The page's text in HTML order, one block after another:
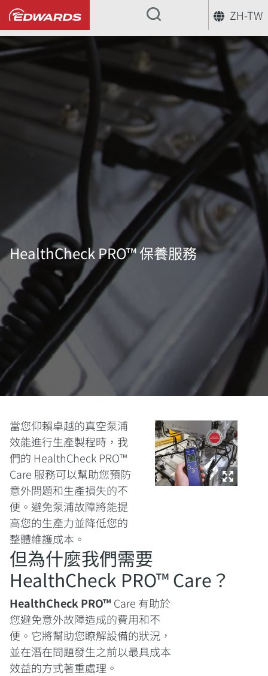
ZH-TW
...
HealthCheck PRO™ 保養服務
當您仰賴卓越的真空泵浦
效能進行生產製程時，我
們的 HealthCheck PRO™
Care 服務可以幫助您預防
意外問題和生產損失的不
便。避免泵浦故障將能提
高您的生產力並降低您的
整體維護成本。
但為什麼我們需要
HealthCheck PRO™ Care？
HealthCheck PRO™Care 有助於
您避免意外故障造成的費用和不
便。它將幫助您瞭解設備的狀況，
並在潛在問題發生之前以最具成本
效益的方式著重處理。